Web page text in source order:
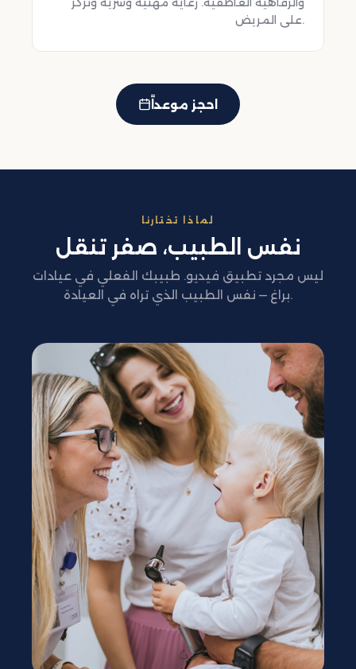
على المريض.
احجز موعداً
لماذا تختارنا
نفس الطبيب، صفر تنقل
ليس مجرد تطبيق فيديو. طبيبك الفعلي في عيادات
براغ — نفس الطبيب الذي تراه في العيادة.